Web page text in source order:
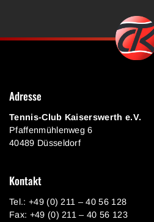
Adresse
Tennis-Club Kaiserswerth e.V.
Pfaffenmühlenweg 6
40489 Düsseldorf
Kontakt
Tel.: +49 (0) 211 – 40 56 128
Fax: +49 (0) 211 – 40 56 123